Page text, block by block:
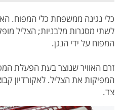
כלי נגינה ממשפחת כלי המפוח.
לשתי מסגרות מלבניות; הצליל
המפוח על ידי הנגן.
זרם האוויר שנוצר בעת הפעלת
המפיקות את הצליל. לאקורדיון
צד.